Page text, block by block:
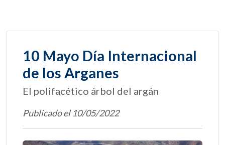
10 Mayo Día Internacional
de los Arganes
El polifacético árbol del argán
Publicado el 10/05/2022